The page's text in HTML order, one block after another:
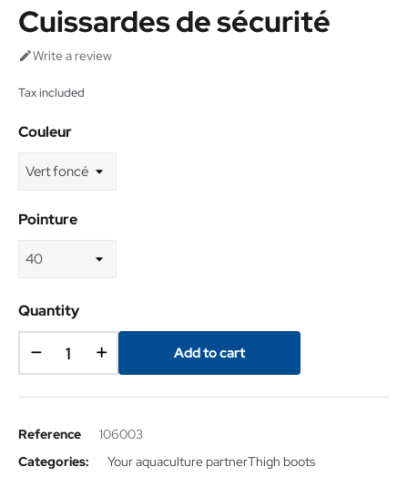
Cuissardes de sécurité
Write a review
Tax included
Couleur
Pointure
Quantity
Add to cart
Reference
106003
Categories:
Your aquaculture partnerThigh boots